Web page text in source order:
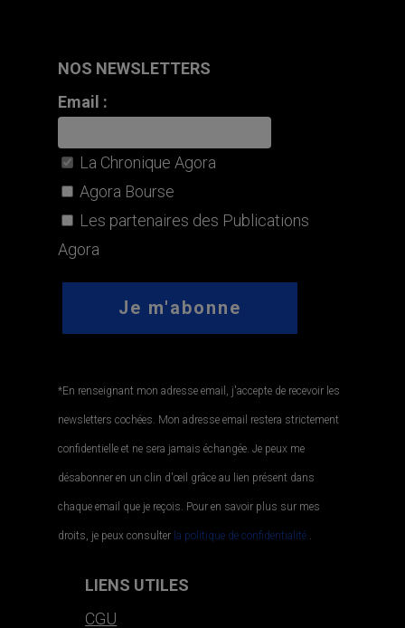
NOS NEWSLETTERS
Email :
La Chronique Agora
Agora Bourse
Les partenaires des Publications
Agora
*En renseignant mon adresse email, j'accepte de recevoir les
newsletters cochées. Mon adresse email restera strictement
confidentielle et ne sera jamais échangée. Je peux me
désabonner en un clin d'œil grâce au lien présent dans
chaque email que je reçois. Pour en savoir plus sur mes
droits, je peux consulter la politique de confidentialité..
LIENS UTILES
CGU